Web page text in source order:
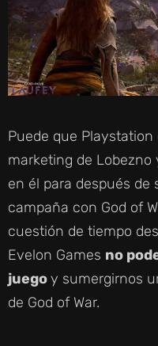
Puede que
marketing de
en él para después de
campaña con God of
cuestión de tiempo
Evelon Games no
juegoy sumergirnos
de God of War.